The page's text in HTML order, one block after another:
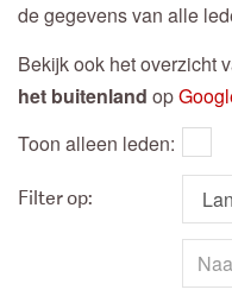
de gegevens van alle
Bekijk ook het overzicht
het buitenland op
Toon alleen leden:
Filter op: